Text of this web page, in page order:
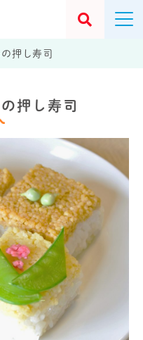
押し寿司
押し寿司